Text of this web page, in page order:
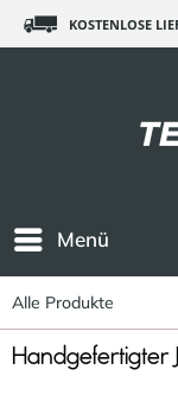
KOSTENLOSE
Menü
Alle Produkte
Handgefertigter